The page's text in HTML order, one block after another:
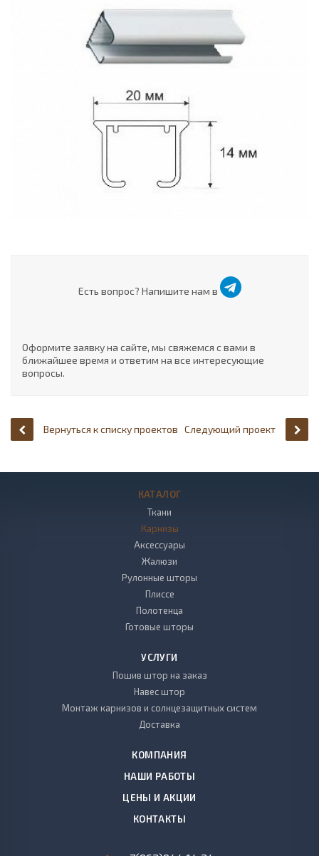
Есть вопрос? Напишите нам в
Оформите заявку на сайте, мы свяжемся с вами в
ближайшее время и ответим на все интересующие
вопросы.
Вернуться к списку проектов Следующий проект
КАТАЛОГ
Ткани
Карнизы
Аксессуары
Жалюзи
Рулонные шторы
Плиссе
Полотенца
Готовые шторы
УСЛУГИ
Пошив штор на заказ
Навес штор
Монтаж карнизов и солнцезащитных систем
Доставка
КОМПАНИЯ
НАШИ РАБОТЫ
ЦЕНЫ И АКЦИИ
КОНТАКТЫ